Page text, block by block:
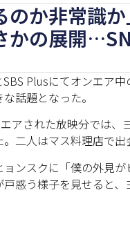
のか非常識
かの展開
Plusにてオンエア
話題となった。
アされた放映分では
二人はマス料理店で
ンスクに「僕の外見
惑う様子を見せると